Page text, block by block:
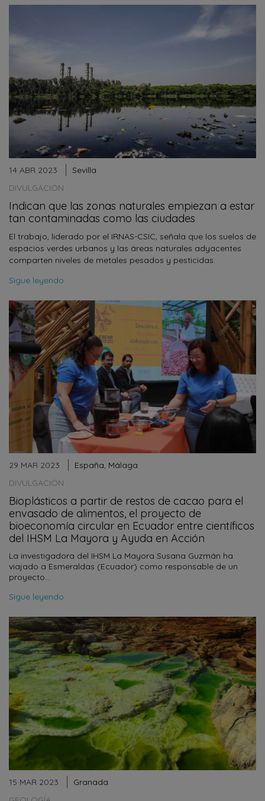
14 ABR 2023
Sevilla
DIVULGACIÓN
Indican que las zonas naturales empiezan a estar
tan contaminadas como las ciudades
El trabajo, liderado por el IRNAS-CSIC, señala que los suelos de
espacios verdes urbanos y las áreas naturales adyacentes
comparten niveles de metales pesados y pesticidas.
Sigue leyendo
29 MAR 2023 España, Málaga
DIVULGACIÓN
Bioplásticos a partir de restos de cacao para el
envasado de alimentos, el proyecto de
bioeconomía circular en Ecuador entre científicos
del IHSM La Mayora y Ayuda en Acción
La investigadora del IHSM La Mayora Susana Guzmán ha
viajado a Esmeraldas (Ecuador) como responsable de un
proyecto…
Sigue leyendo
15 MAR 2023
Granada